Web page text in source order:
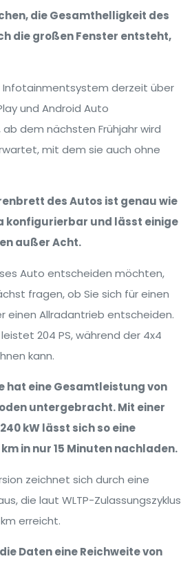
die Gesamthelligkeit des
die großen Fenster entsteht,
Infotainmentsystem derzeit über
und Android Auto
dem nächsten Frühjahr wird
mit dem sie auch ohne
des Autos ist genau wie
konfigurierbar und lässt einige
außer Acht.
Auto entscheiden möchten,
fragen, ob Sie sich für einen
einen Allradantrieb entscheiden.
204 PS, während der 4x4
kann.
hat eine Gesamtleistung von
untergebracht. Mit einer
kW lässt sich so eine
in nur 15 Minuten nachladen.
zeichnet sich durch eine
die laut WLTP-Zulassungszyklus
erreicht.
Daten eine Reichweite von